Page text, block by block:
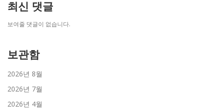
최신 댓글
보여줄 댓글이 없습니다.
보관함
2026년 8월
2026년 7월
2026년 4월